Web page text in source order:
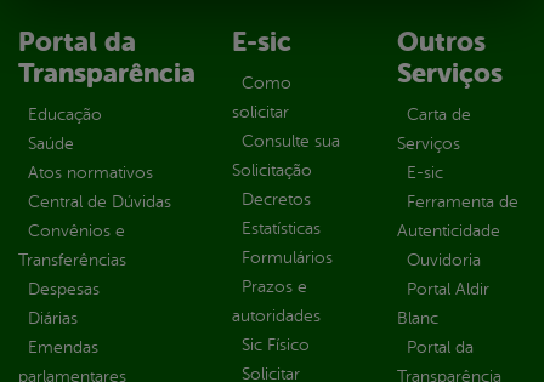
Portal da
Transparência
Educação
Saúde
Atos normativos
Central de Dúvidas
Convênios e
Transferências
Despesas
Diárias
Emendas
parlamentares
E-sic
Como
solicitar
Consulte sua
Solicitação
Decretos
Estatísticas
Formulários
Prazos e
autoridades
Sic Físico
Solicitar
Outros
Serviços
Carta de
Serviços
E-sic
Ferramenta de
Autenticidade
Ouvidoria
Portal Aldir
Blanc
Portal da
Transparência